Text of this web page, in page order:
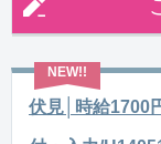
伏見│時給1700